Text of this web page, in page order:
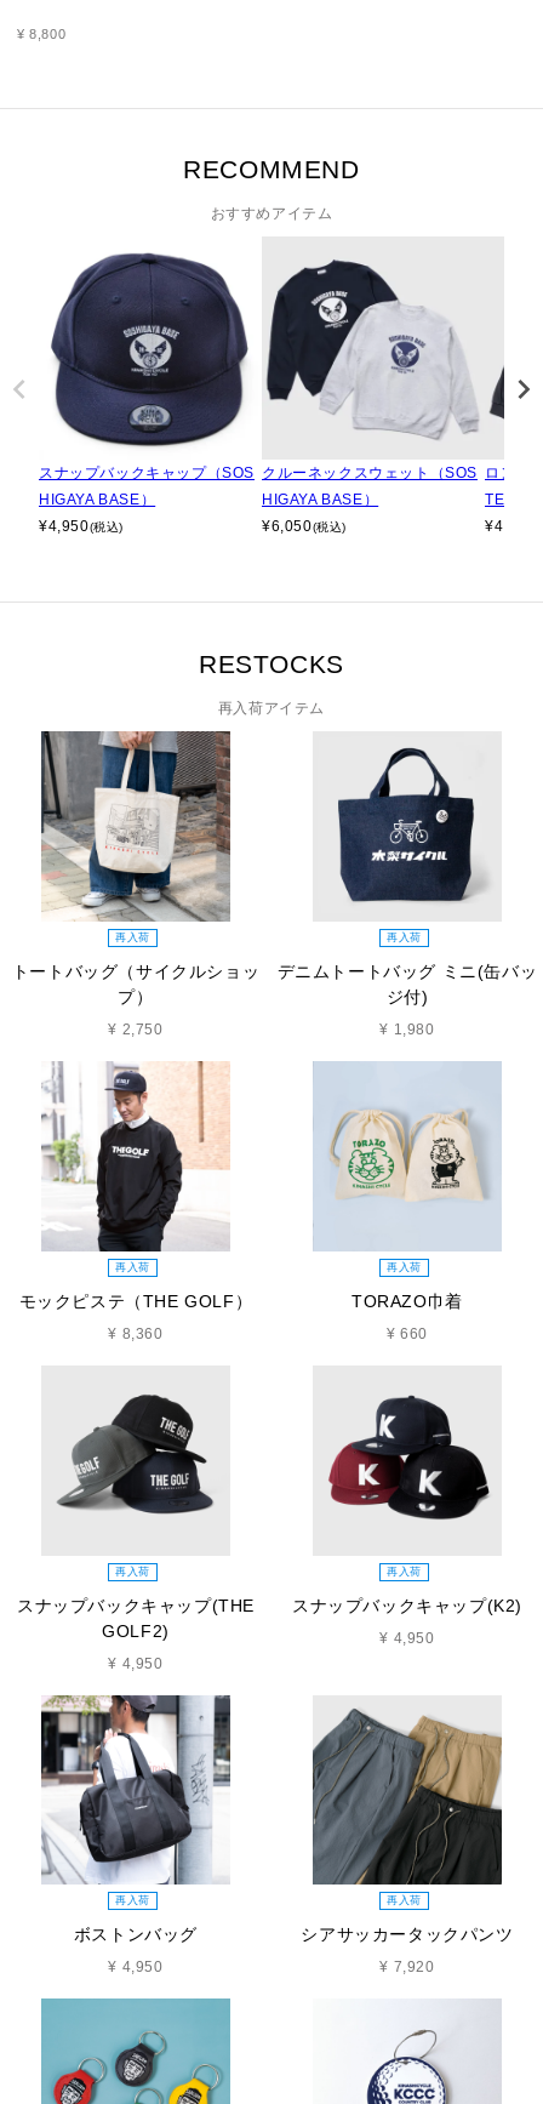
¥ 8,800
RECOMMEND
おすすめアイテム
スナップバックキャップ（SOS
HIGAYA BASE）
¥4,950(税込)
クルーネックスウェット（SOS
HIGAYA BASE）
¥6,050(税込)
ロング
TERN）
¥4,950
RESTOCKS
再入荷アイテム
再入荷
トートバッグ（サイクルショッ
プ）
¥ 2,750
再入荷
デニムトートバッグ ミニ(缶バッ
ジ付)
¥ 1,980
再入荷
モックピステ（THE GOLF）
¥ 8,360
再入荷
TORAZO巾着
¥ 660
再入荷
スナップバックキャップ(THE
GOLF2)
¥ 4,950
再入荷
スナップバックキャップ(K2)
¥ 4,950
再入荷
ボストンバッグ
¥ 4,950
再入荷
シアサッカータックパンツ
¥ 7,920